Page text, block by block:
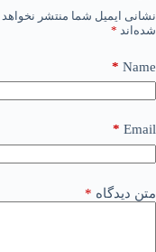
نشانی ایمیل شما منتشر نخواهد
شده‌اند *
Name
*
Email
*
متن دیدگاه *